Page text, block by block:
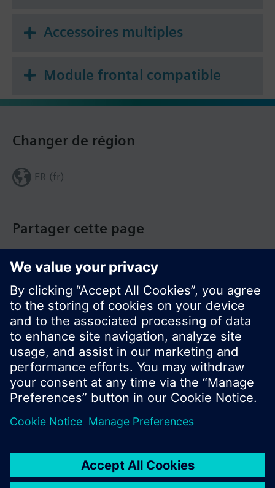
Accessoires multiples
Module frontal compatible
Partager cette page
Changer de région
FR (fr)
© Siemens Switzerland Ltd. Building Technologies
Group - 2016
Le portefeuille des produits peut varier en
| Protection des données